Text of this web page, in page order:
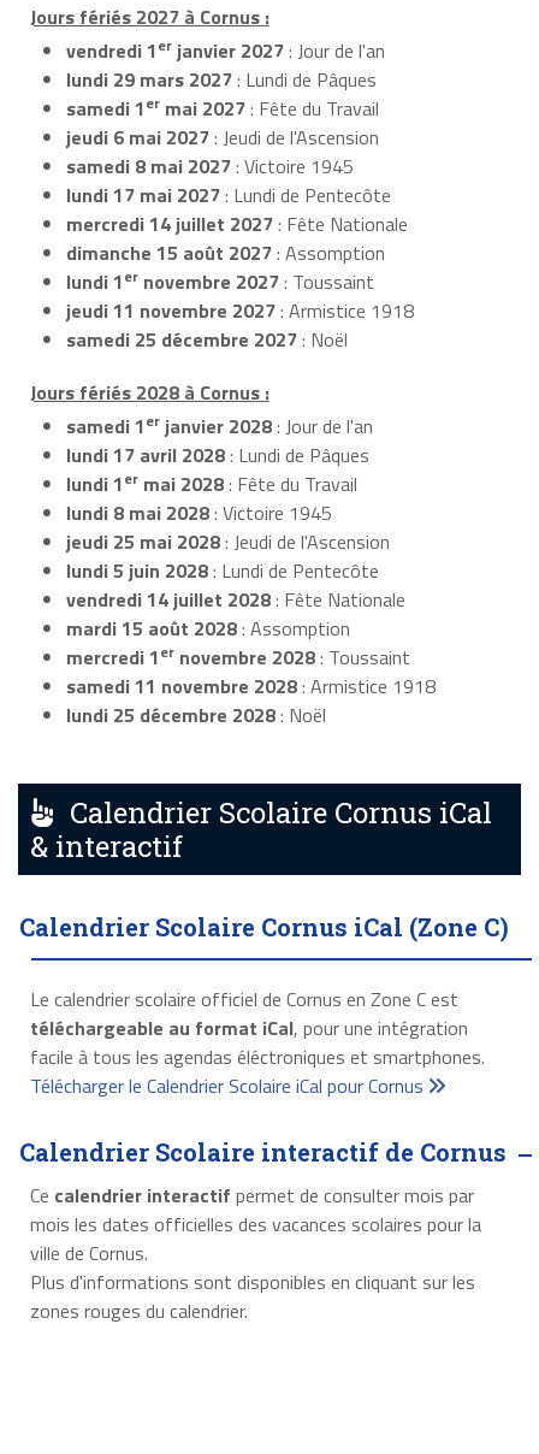
Jours fériés 2027 à Cornus :
vendredi 1er janvier 2027: Jour de l'an
lundi 29 mars 2027: Lundi de Pâques
samedi 1er mai 2027: Fête du Travail
jeudi 6 mai 2027: Jeudi de l'Ascension
samedi 8 mai 2027: Victoire 1945
lundi 17 mai 2027: Lundi de Pentecôte
mercredi 14 juillet 2027: Fête Nationale
dimanche 15 août 2027: Assomption
lundi 1er novembre 2027: Toussaint
jeudi 11 novembre 2027: Armistice 1918
samedi 25 décembre 2027: Noël
Jours fériés 2028 à Cornus :
samedi 1er janvier 2028: Jour de l'an
lundi 17 avril 2028: Lundi de Pâques
lundi 1er mai 2028: Fête du Travail
lundi 8 mai 2028: Victoire 1945
jeudi 25 mai 2028: Jeudi de l'Ascension
lundi 5 juin 2028: Lundi de Pentecôte
vendredi 14 juillet 2028: Fête Nationale
mardi 15 août 2028: Assomption
mercredi 1er novembre 2028: Toussaint
samedi 11 novembre 2028: Armistice 1918
lundi 25 décembre 2028: Noël
Calendrier Scolaire Cornus iCal
& interactif
Calendrier Scolaire Cornus iCal (Zone C)
Le calendrier scolaire officiel de Cornus en Zone C est
téléchargeable au format iCal, pour une intégration
facile à tous les agendas éléctroniques et smartphones.
Télécharger le Calendrier Scolaire iCal pour Cornus
Calendrier Scolaire interactif de Cornus
Ce calendrier interactif permet de consulter mois par
mois les dates officielles des vacances scolaires pour la
ville de Cornus.
Plus d'informations sont disponibles en cliquant sur les
zones rouges du calendrier.